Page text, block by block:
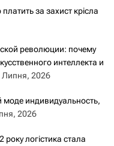
за захист крісла
революции: почему
интеллекта и
Липня, 2026
индивидуальность,
2026
логістика стала